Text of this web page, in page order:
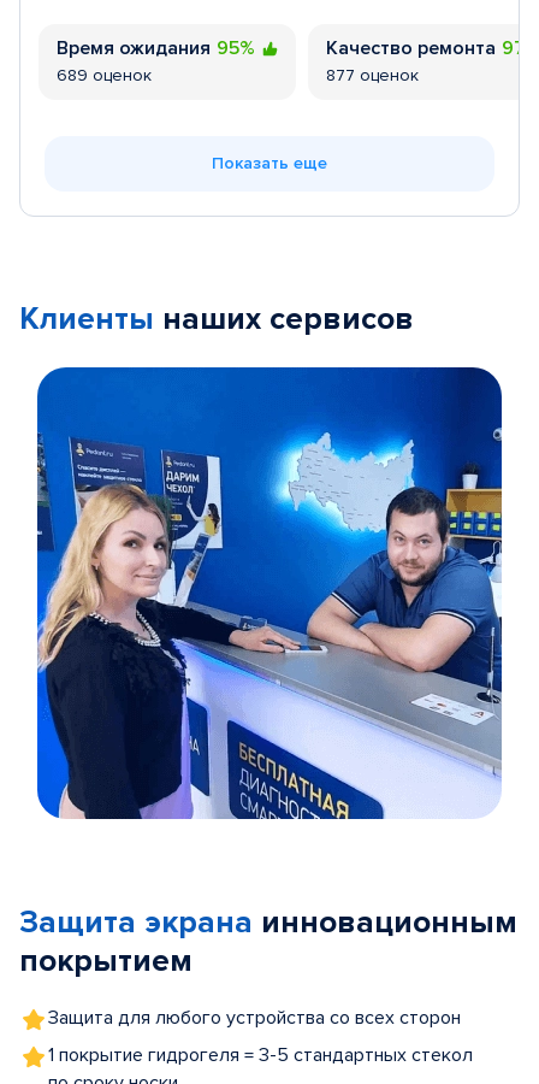
Время ожидания 95%
689 оценок
Качество ремонта
877 оценок
Показать еще
Клиенты наших сервисов
5
Защита экрана инновационным
покрытием
Защита для любого устройства со всех сторон
1 покрытие гидрогеля = 3-5 стандартных стекол